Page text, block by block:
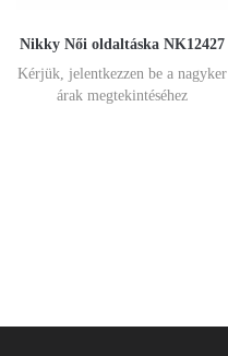
Nikky Női oldaltáska NK12427
Kérjük, jelentkezzen be a nagyker
árak megtekintéséhez